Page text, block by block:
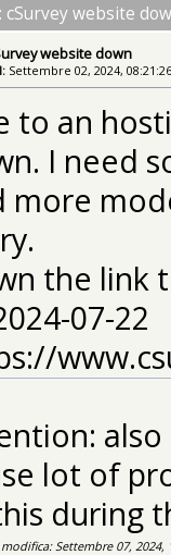
cSurvey website
website down
Settembre 02, 2024,
to an
I need
more
the link
07-22
lot of
during
Settembre 07, 2024,